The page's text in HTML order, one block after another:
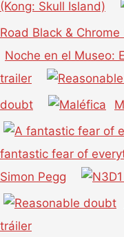
(Kong: Skull Island)
Road Black & Chrome
Noche en el Museo:
trailer
doubt
fantastic fear of
Simon Pegg
tráiler